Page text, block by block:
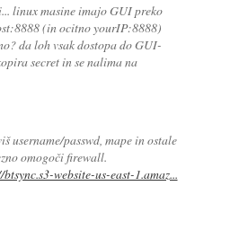
linux masine imajo GUI preko
(in ocitno yourIP:8888)
da loh vsak dostopa do GUI-
secret in se nalima na
username/passwd, mape in ostale
omogoči firewall.
website-us-east-1.amaz...